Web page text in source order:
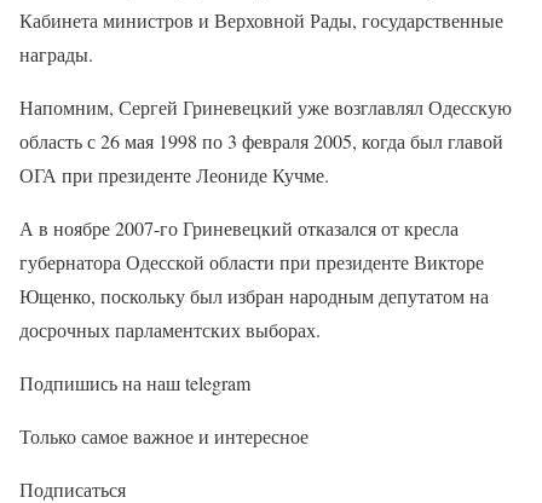
Кабинета министров и Верховной Рады, государственные
награды.
Напомним, Сергей Гриневецкий уже возглавлял Одесскую
область с 26 мая 1998 по 3 февраля 2005, когда был главой
ОГА при президенте Леониде Кучме.
А в ноябре 2007-го Гриневецкий отказался от кресла
губернатора Одесской области при президенте Викторе
Ющенко, поскольку был избран народным депутатом на
досрочных парламентских выборах.
Подпишись на наш telegram
Только самое важное и интересное
Подписаться